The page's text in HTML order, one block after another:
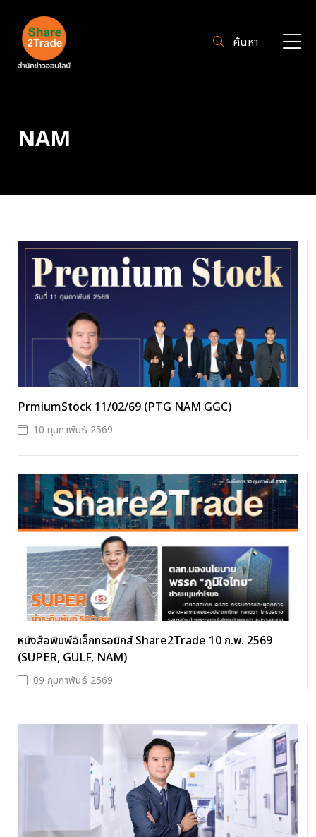
ค้นหา
NAM
PrmiumStock 11/02/69 (PTG NAM GGC)
10 กุมภาพันธ์ 2569
หนังสือพิมพ์อิเล็กทรอนิกส์ Share2Trade 10 ก.พ. 2569
(SUPER, GULF, NAM)
09 กุมภาพันธ์ 2569